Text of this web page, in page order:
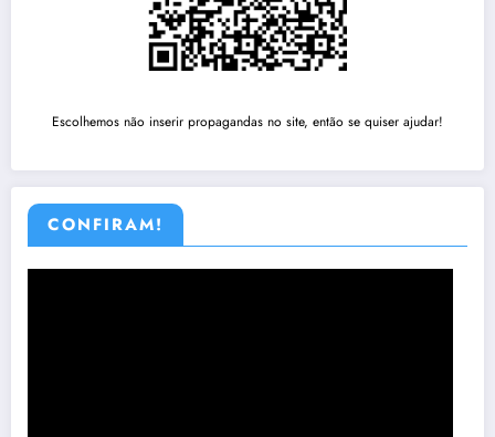
Escolhemos não inserir propagandas no site, então se quiser ajudar!
CONFIRAM!